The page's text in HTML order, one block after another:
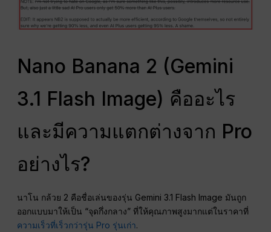
Nano Banana 2 (Gemini
3.1 Flash Image) คืออะไร
และมีความแตกต่างจาก Pro
อย่างไร?
นาโน กล้วย 2 คือชื่อเล่นของรุ่น Gemini 3.1 Flash Image มันถูก
ออกแบบมาให้เป็น “จุดกึ่งกลาง” ที่ให้คุณภาพสูงมากแต่ในราคาที่
ความเร็วที่เร็วกว่ารุ่น Pro รุ่นเก่า.